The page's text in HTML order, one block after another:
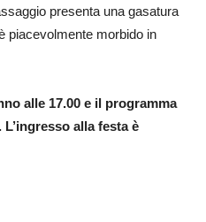
presenta una gasatura
piacevolmente morbido in
alle 17.00 e il programma
alla festa è